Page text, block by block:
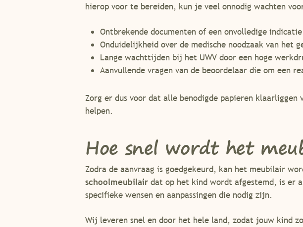
hierop voor te bereiden, kun je veel onnodig wachten
Ontbrekende documenten of een onvolledige
Onduidelijkheid over de medische noodzaak van het
Lange wachttijden bij het UWV door een hoge
Aanvullende vragen van de beoordelaar die om een
Zorg er dus voor dat alle benodigde papieren
helpen.
Hoe snel wordt het
Zodra de aanvraag is goedgekeurd, kan het meubilair
schoolmeubilair dat op het kind wordt afgestemd, is er
specifieke wensen en aanpassingen die nodig zijn.
Wij leveren snel en door het hele land, zodat jouw kind